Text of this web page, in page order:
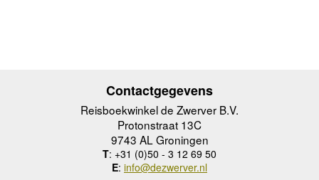
Contactgegevens
Reisboekwinkel de Zwerver B.V.
Protonstraat 13C
9743 AL Groningen
T: +31 (0)50 - 3 12 69 50
E: info@dezwerver.nl